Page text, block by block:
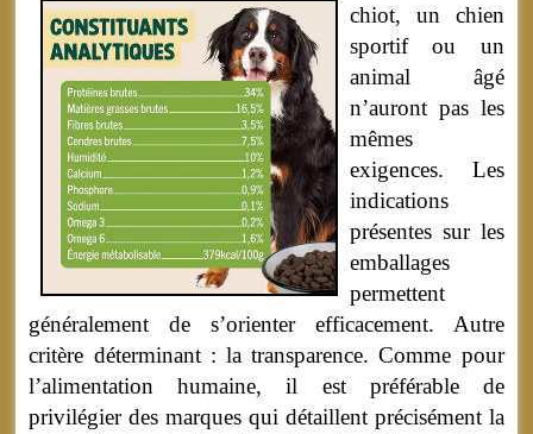
chiot, un chien
sportif ou un
animal âgé
n’auront pas les
mêmes
exigences. Les
indications
présentes sur les
emballages
permettent
généralement de s’orienter efficacement. Autre
critère déterminant : la transparence. Comme pour
l’alimentation humaine, il est préférable de
privilégier des marques qui détaillent précisément la